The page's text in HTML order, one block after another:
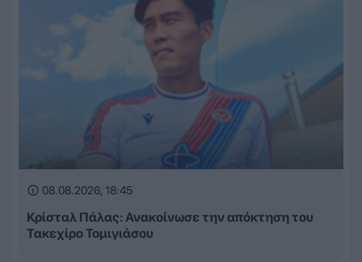
08.08.2026, 18:45
Κρίσταλ Πάλας: Ανακοίνωσε την απόκτηση του
Τακεχίρο Τομιγιάσου